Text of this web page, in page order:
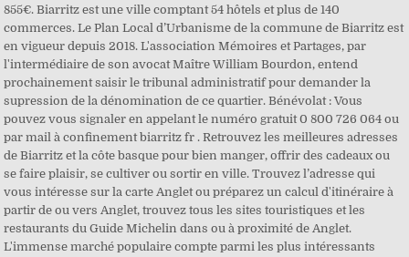
855€. Biarritz est une ville comptant 54 hôtels et plus de 140
commerces. Le Plan Local d’Urbanisme de la commune de Biarritz est
en vigueur depuis 2018. L'association Mémoires et Partages, par
l'intermédiaire de son avocat Maître William Bourdon, entend
prochainement saisir le tribunal administratif pour demander la
supression de la dénomination de ce quartier. Bénévolat : Vous
pouvez vous signaler en appelant le numéro gratuit 0 800 726 064 ou
par mail à confinement biarritz fr . Retrouvez les meilleures adresses
de Biarritz et la côte basque pour bien manger, offrir des cadeaux ou
se faire plaisir, se cultiver ou sortir en ville. Trouvez l’adresse qui
vous intéresse sur la carte Anglet ou préparez un calcul d'itinéraire à
partir de ou vers Anglet, trouvez tous les sites touristiques et les
restaurants du Guide Michelin dans ou à proximité de Anglet.
L'immense marché populaire compte parmi les plus intéressants